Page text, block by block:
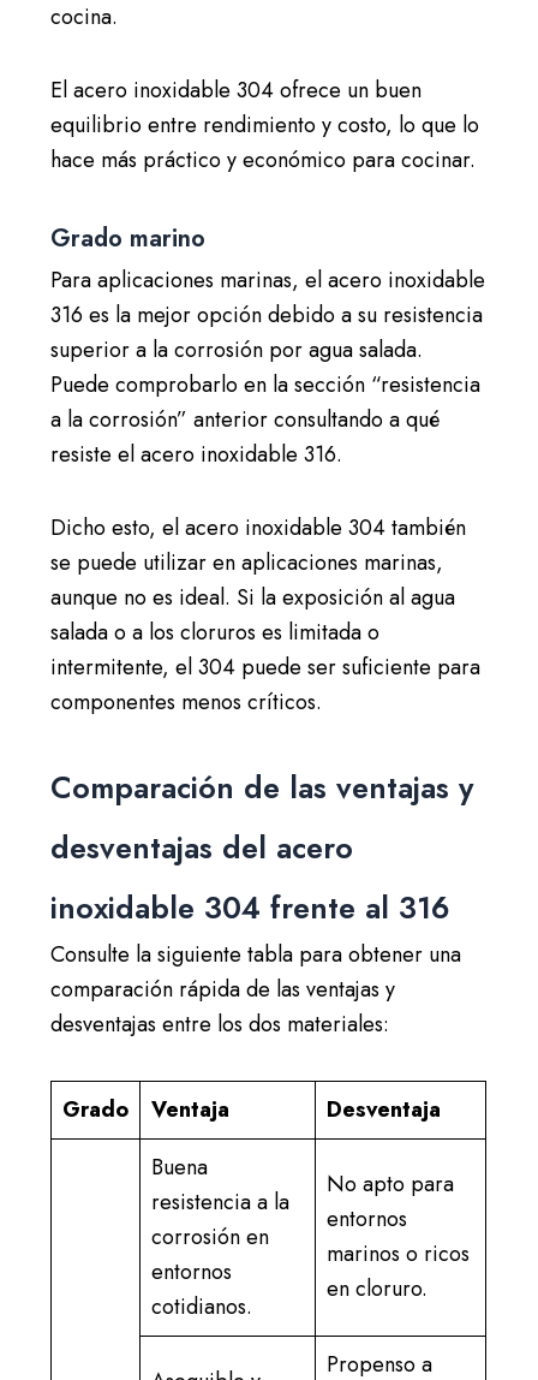
cocina.
El acero inoxidable 304 ofrece un buen
equilibrio entre rendimiento y costo, lo que lo
hace más práctico y económico para cocinar.
Grado marino
Para aplicaciones marinas, el acero inoxidable
316 es la mejor opción debido a su resistencia
superior a la corrosión por agua salada.
Puede comprobarlo en la sección “resistencia
a la corrosión” anterior consultando a qué
resiste el acero inoxidable 316.
Dicho esto, el acero inoxidable 304 también
se puede utilizar en aplicaciones marinas,
aunque no es ideal. Si la exposición al agua
salada o a los cloruros es limitada o
intermitente, el 304 puede ser suficiente para
componentes menos críticos.
Comparación de las ventajas y
desventajas del acero
inoxidable 304 frente al 316
Consulte la siguiente tabla para obtener una
comparación rápida de las ventajas y
desventajas entre los dos materiales:
Grado Ventaja
Desventaja
Buena
resistencia a la
corrosión en
entornos
cotidianos.
No apto para
entornos
marinos o ricos
en cloruro.
Propenso a